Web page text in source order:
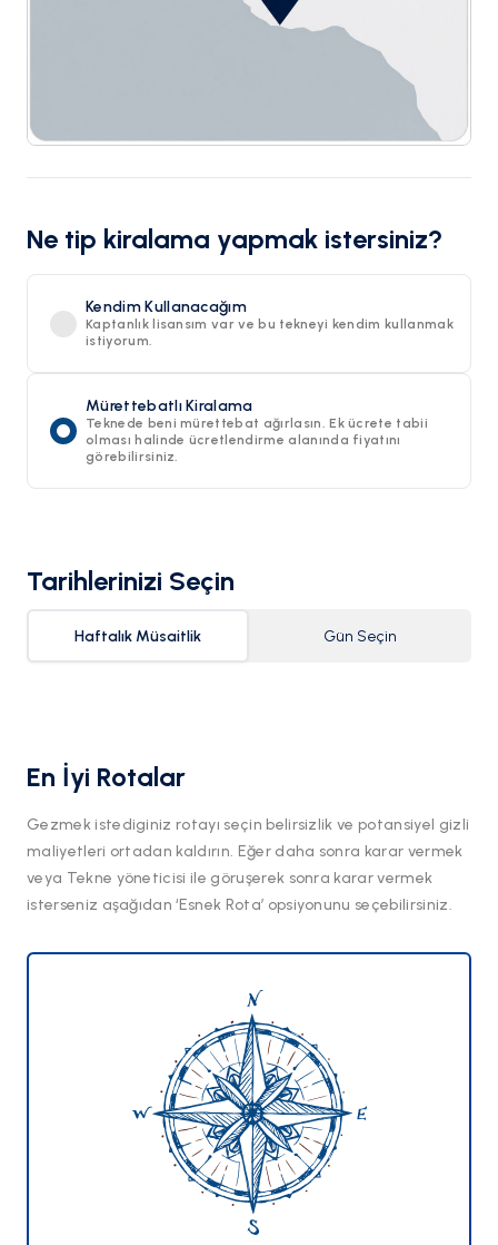
Ne tip kiralama yapmak istersiniz?
Kendim Kullanacağım
Kaptanlık lisansım var ve bu tekneyi kendim kullanmak
istiyorum.
Mürettebatlı Kiralama
Teknede beni mürettebat ağırlasın. Ek ücrete tabii
olması halinde ücretlendirme alanında fiyatını
görebilirsiniz.
Tarihlerinizi Seçin
Haftalık Müsaitlik Gün Seçin
En İyi Rotalar
Gezmek istediginiz rotayı seçin belirsizlik ve potansiyel gizli
maliyetleri ortadan kaldırın. Eğer daha sonra karar vermek
veya Tekne yöneticisi ile göruşerek sonra karar vermek
isterseniz aşağıdan ‘Esnek Rota’ opsiyonunu seçebilirsiniz.